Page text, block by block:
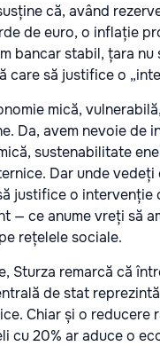
că, având
de euro, o inflație
bancar stabil, țara
care să justifice o
mică,
Da, avem nevoie de
sustenabilitate
Dar unde vedeți
justifice o intervenție
— ce anume vreți să
rețelele sociale.
Sturza remarcă că
de stat
Chiar și o reducere
cu 20% ar aduce o